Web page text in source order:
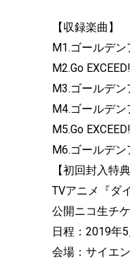
【収録楽曲】
M1.ゴールデ
M2.Go
M3.ゴールデン
M4.ゴールデン
M5.Go
M6.ゴールデン
【初回封入特典
TVアニメ『ダ
公開ニコ生チ
日程：2019年
会場：サイエ